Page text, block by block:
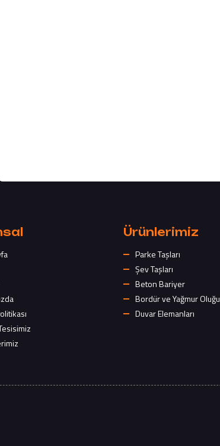
Ürünlerimiz
Parke Taşları
Şev Taşları
Beton Bariyer
Bordür ve Yağmur Oluğu
Duvar Elemanları